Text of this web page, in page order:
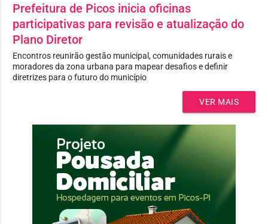
Prefeitura de Picos inicia oficinas
participativas para revisão e atualização do
Plano Diretor
Encontros reunirão gestão municipal, comunidades rurais e
moradores da zona urbana para mapear desafios e definir
diretrizes para o futuro do município
VER MAIS